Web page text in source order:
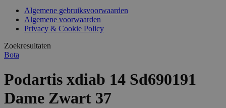
Algemene gebruiksvoorwaarden
Algemene voorwaarden
Privacy & Cookie Policy
Zoekresultaten
Bota
Podartis xdiab 14 Sd690191
Dame Zwart 37